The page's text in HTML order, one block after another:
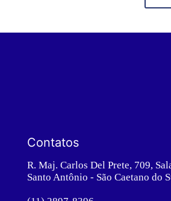
Contatos
R. Maj. Carlos Del Prete, 709,
Santo Antônio - São Caetano do